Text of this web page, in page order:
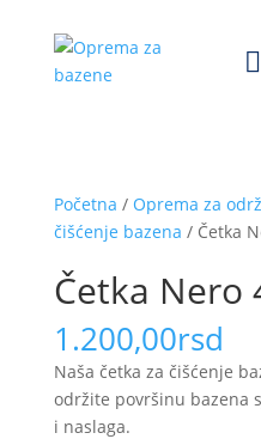
Početna / Oprema za
čišćenje bazena / Četka
Četka Nero
1.200,00rsd
Naša četka za čišćenje
održite površinu bazena
i naslaga.